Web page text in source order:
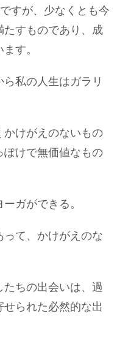
すが、少なくとも今
すものであり、成
す。
私の人生はガラリ
けがえのないもの
けで無価値なもの
ガができる。
て、かけがえのな
ちの出会いは、過
られた必然的な出